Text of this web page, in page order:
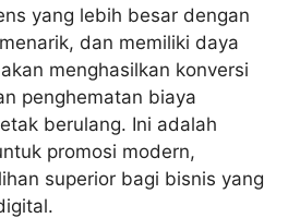
yang lebih besar dengan
dan memiliki daya
menghasilkan konversi
penghematan biaya
berulang. Ini adalah
promosi modern,
superior bagi bisnis yang